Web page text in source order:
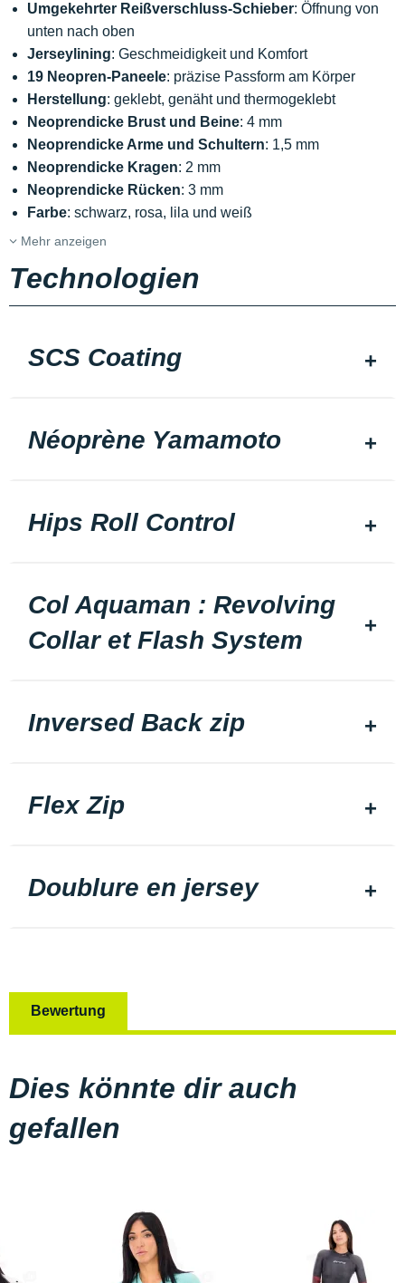
Umgekehrter Reißverschluss-Schieber: Öffnung von
unten nach oben
Jerseylining: Geschmeidigkeit und Komfort
19 Neopren-Paneele: präzise Passform am Körper
Herstellung: geklebt, genäht und thermogeklebt
Neoprendicke Brust und Beine: 4 mm
Neoprendicke Arme und Schultern: 1,5 mm
Neoprendicke Kragen: 2 mm
Neoprendicke Rücken: 3 mm
Farbe: schwarz, rosa, lila und weiß
Mehr anzeigen
Technologien
SCS Coating
Néoprène Yamamoto
Hips Roll Control
Col Aquaman : Revolving
Collar et Flash System
Inversed Back zip
Flex Zip
Doublure en jersey
Bewertung
Dies könnte dir auch
gefallen